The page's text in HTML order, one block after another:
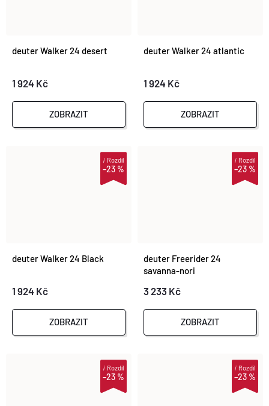
deuter Walker 24 desert
1 924 Kč
ZOBRAZIT
deuter Walker 24 atlantic
1 924 Kč
ZOBRAZIT
–23 %
iRozdíl
deuter Walker 24 Black
1 924 Kč
ZOBRAZIT
–23 %
iRozdíl
deuter Freerider 24
savanna-nori
3 233 Kč
ZOBRAZIT
–23 %
iRozdíl
–23 %
iRozdíl